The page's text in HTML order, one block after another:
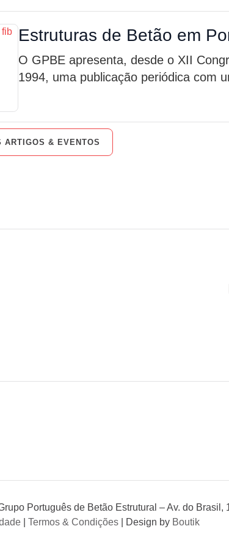
Estruturas de Betão em
O GPBE apresenta, desde o XII
1994, uma publicação periódica com
ARTIGOS & EVENTOS
Português de Betão Estrutural – Av. do
Termos & Condições | Design by Boutik